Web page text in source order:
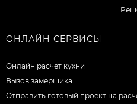
ОНЛАЙН СЕРВИСЫ
Онлайн расчет кухни
Вызов замерщика
Отправить готовый проект на